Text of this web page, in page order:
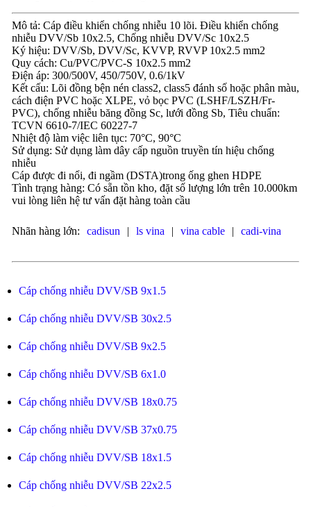
Mô tả: Cáp điều khiển chống nhiễu 10 lõi. Điều khiển chống
nhiễu DVV/Sb 10x2.5, Chống nhiễu DVV/Sc 10x2.5
Ký hiệu: DVV/Sb, DVV/Sc, KVVP, RVVP 10x2.5 mm2
Quy cách: Cu/PVC/PVC-S 10x2.5 mm2
Điện áp: 300/500V, 450/750V, 0.6/1kV
Kết cấu: Lõi đồng bện nén class2, class5 đánh số hoặc phân màu,
cách điện PVC hoặc XLPE, vỏ bọc PVC (LSHF/LSZH/Fr-
PVC), chống nhiễu băng đồng Sc, lưới đồng Sb, Tiêu chuẩn:
TCVN 6610-7/IEC 60227-7
Nhiệt độ làm việc liên tục: 70°C, 90°C
Sử dụng: Sử dụng làm dây cấp nguồn truyền tín hiệu chống
nhiễu
Cáp được đi nổi, đi ngầm (DSTA)trong ống ghen HDPE
Tình trạng hàng: Có sẵn tồn kho, đặt số lượng lớn trên 10.000km
vui lòng liên hệ tư vấn đặt hàng toàn cầu
Nhãn hàng lớn: cadisun | ls vina | vina cable | cadi-vina
Cáp chống nhiễu DVV/SB 9x1.5
Cáp chống nhiễu DVV/SB 30x2.5
Cáp chống nhiễu DVV/SB 9x2.5
Cáp chống nhiễu DVV/SB 6x1.0
Cáp chống nhiễu DVV/SB 18x0.75
Cáp chống nhiễu DVV/SB 37x0.75
Cáp chống nhiễu DVV/SB 18x1.5
Cáp chống nhiễu DVV/SB 22x2.5